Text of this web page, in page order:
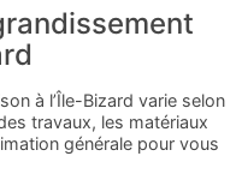
à l’Île-Bizard varie selon
travaux, les matériaux
générale pour vous